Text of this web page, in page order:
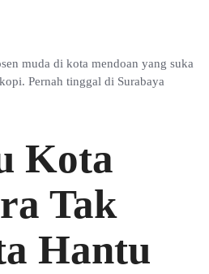
muda di kota mendoan yang suka
Pernah tinggal di Surabaya
Kota
Tak
Hantu